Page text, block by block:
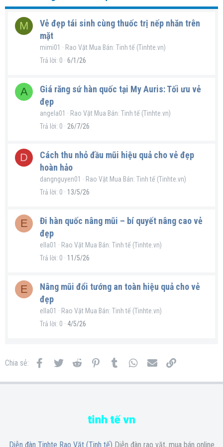
M
Vẻ đẹp tái sinh cùng thuốc trị nếp nhăn trên
mặt
mimi01
Rao Vặt Mua Bán: Tinh tế (Tinhte.vn)
Trả lời 0 6/1/26
A
Giá răng sứ hàn quốc tại My Auris: Tối ưu vẻ
đẹp
angela01
Rao Vặt Mua Bán: Tinh tế (Tinhte.vn)
Trả lời 0 26/7/26
D
Cách thu nhỏ đầu mũi hiệu quả cho vẻ đẹp
hoàn hảo
dangnguyen01
Rao Vặt Mua Bán: Tinh tế (Tinhte.vn)
Trả lời 0 13/5/26
E
Đi hàn quốc nâng mũi – bí quyết nâng cao vẻ
đẹp
ella01
Rao Vặt Mua Bán: Tinh tế (Tinhte.vn)
Trả lời 0 11/5/26
E
Nâng mũi đổi tướng an toàn hiệu quả cho vẻ
đẹp
ella01
Rao Vặt Mua Bán: Tinh tế (Tinhte.vn)
Trả lời 0 4/5/26
Chia sẻ: FacebookTwitter Reddit PinterestTumblr WhatsApp
Email
Diễn đàn Tinhte Rao Vặt (Tinh tế) Diễn đàn rao vặt, mua bán online